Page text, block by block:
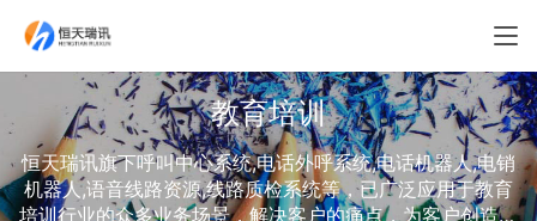
教育培训
恒天瑞讯旗下呼叫中心系统,电话外呼系统,电话机器人,电销
机器人,语音线路资源,线路质检系统等，已广泛应用于教育
培训行业的众多业务场景，解决客户的痛点，为客户创造价